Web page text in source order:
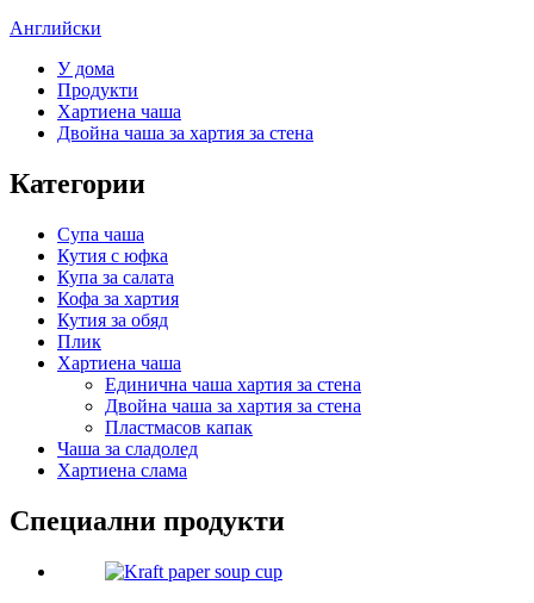
Английски
У дома
Продукти
Хартиена чаша
Двойна чаша за хартия за стена
Категории
Супа чаша
Кутия с юфка
Купа за салата
Кофа за хартия
Кутия за обяд
Плик
Хартиена чаша
Единична чаша хартия за стена
Двойна чаша за хартия за стена
Пластмасов капак
Чаша за сладолед
Хартиена слама
Специални продукти